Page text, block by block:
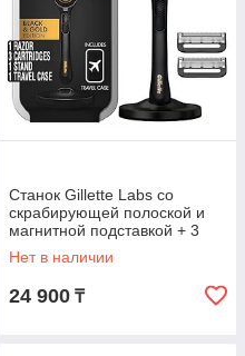
Станок Gillette Labs со
скрабирующей полоской и
магнитной подставкой + 3
картриджа (Black & Gold
Edition)
Нет в наличии
24 900 ₸